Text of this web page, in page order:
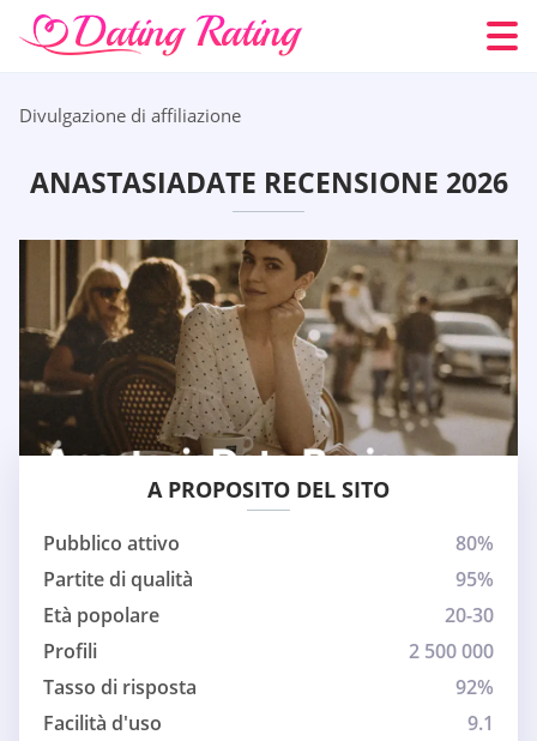
Divulgazione di affiliazione
ANASTASIADATE RECENSIONE 2026
A PROPOSITO DEL SITO
Pubblico attivo
80%
Partite di qualità
95%
Età popolare
20-30
Profili
2 500 000
Tasso di risposta
92%
Facilità d'uso
9.1